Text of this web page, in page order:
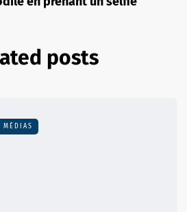
posts
MÉDIAS